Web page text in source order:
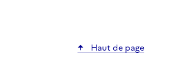
Haut de page